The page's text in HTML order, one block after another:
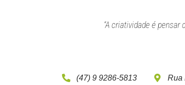
“A criatividade é
(47) 9 9286-5813 Rua